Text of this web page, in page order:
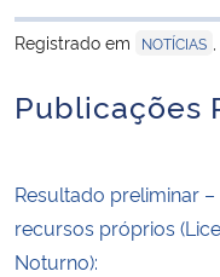
Registrado em
NOTÍCIAS
Publicações
Resultado preliminar
recursos próprios
Noturno):